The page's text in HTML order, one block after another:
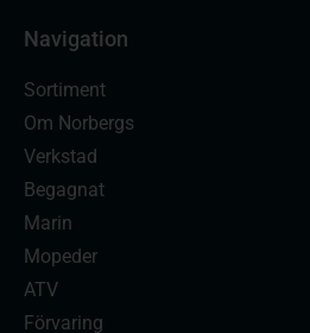
Navigation
Sortiment
Om Norbergs
Verkstad
Begagnat
Marin
Mopeder
ATV
Förvaring